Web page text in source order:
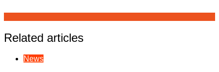
Related articles
News